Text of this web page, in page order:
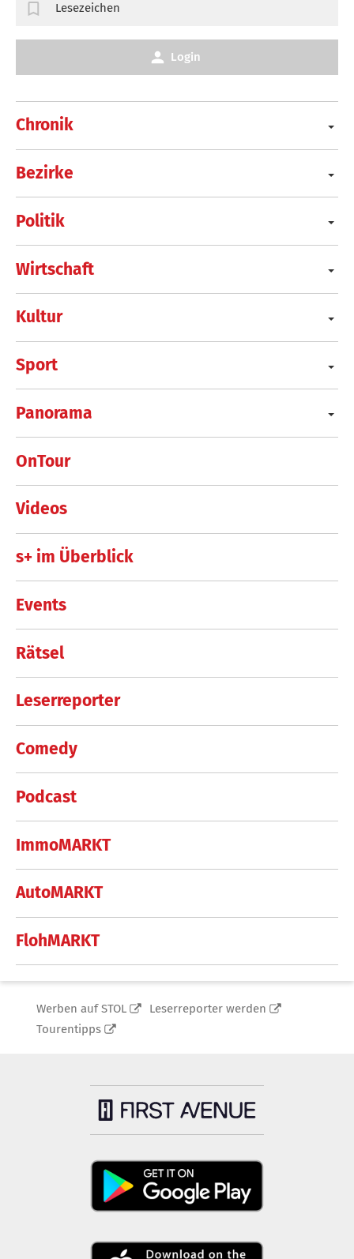
Chronik
Bezirke
Politik
Wirtschaft
Kultur
Sport
Panorama
OnTour
Videos
s+ im Überblick
Events
Rätsel
Leserreporter
Comedy
Podcast
ImmoMARKT
AutoMARKT
FlohMARKT
Lesezeichen
Login
Werben auf STOL
Leserreporter werden
Tourentipps